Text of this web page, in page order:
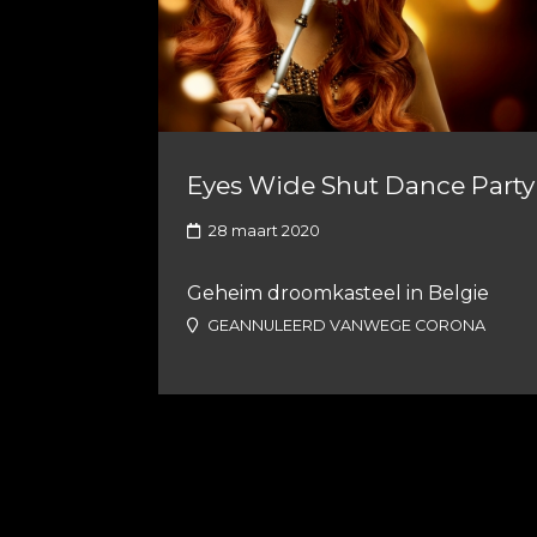
Eyes Wide Shut Dance Party
28 maart 2020
Geheim droomkasteel in Belgie
GEANNULEERD VANWEGE CORONA